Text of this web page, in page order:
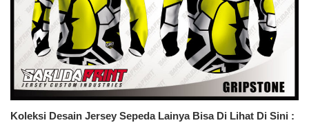
Koleksi Desain Jersey Sepeda Lainya Bisa Di Lihat Di Sini :